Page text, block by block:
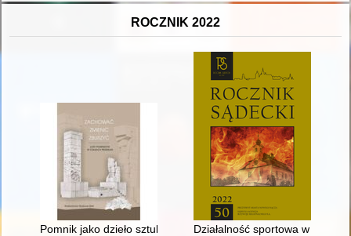
ROCZNIK 2022
Pomnik jako dzieło sztuki Działalność sportowa w